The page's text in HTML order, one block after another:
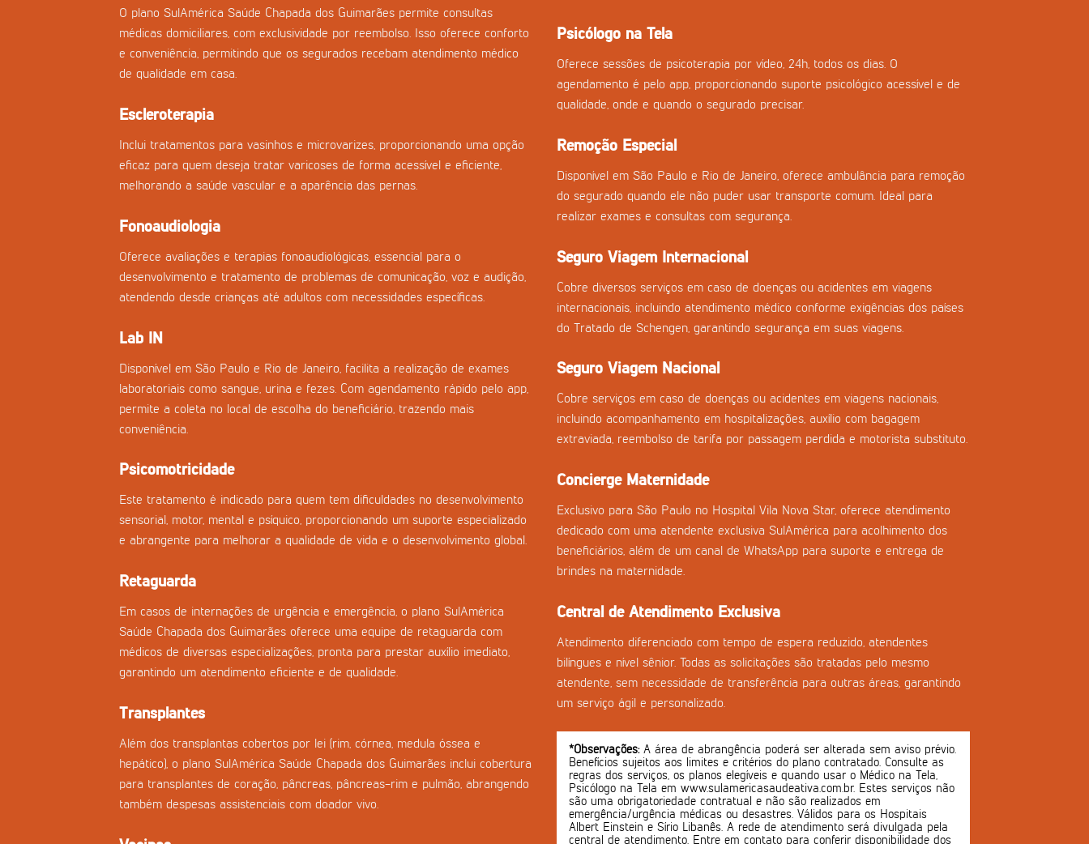
O plano SulAmérica Saúde Chapada dos Guimarães permite consultas
médicas domiciliares, com exclusividade por reembolso. Isso oferece conforto
e conveniência, permitindo que os segurados recebam atendimento médico
de qualidade em casa.
Escleroterapia
Inclui tratamentos para vasinhos e microvarizes, proporcionando uma opção
eficaz para quem deseja tratar varicoses de forma acessível e eficiente,
melhorando a saúde vascular e a aparência das pernas.
Fonoaudiologia
Oferece avaliações e terapias fonoaudiológicas, essencial para o
desenvolvimento e tratamento de problemas de comunicação, voz e audição,
atendendo desde crianças até adultos com necessidades específicas.
Lab IN
Disponível em São Paulo e Rio de Janeiro, facilita a realização de exames
laboratoriais como sangue, urina e fezes. Com agendamento rápido pelo app,
permite a coleta no local de escolha do beneficiário, trazendo mais
conveniência.
Psicomotricidade
Este tratamento é indicado para quem tem dificuldades no desenvolvimento
sensorial, motor, mental e psíquico, proporcionando um suporte especializado
e abrangente para melhorar a qualidade de vida e o desenvolvimento global.
Retaguarda
Em casos de internações de urgência e emergência, o plano SulAmérica
Saúde Chapada dos Guimarães oferece uma equipe de retaguarda com
médicos de diversas especializações, pronta para prestar auxílio imediato,
garantindo um atendimento eficiente e de qualidade.
Transplantes
Além dos transplantas cobertos por lei (rim, córnea, medula óssea e
hepático), o plano SulAmérica Saúde Chapada dos Guimarães inclui cobertura
para transplantes de coração, pâncreas, pâncreas-rim e pulmão, abrangendo
também despesas assistenciais com doador vivo.
Psicólogo na Tela
Oferece sessões de psicoterapia por vídeo, 24h, todos os dias. O
agendamento é pelo app, proporcionando suporte psicológico acessível e de
qualidade, onde e quando o segurado precisar.
Remoção Especial
Disponível em São Paulo e Rio de Janeiro, oferece ambulância para remoção
do segurado quando ele não puder usar transporte comum. Ideal para
realizar exames e consultas com segurança.
Seguro Viagem Internacional
Cobre diversos serviços em caso de doenças ou acidentes em viagens
internacionais, incluindo atendimento médico conforme exigências dos países
do Tratado de Schengen, garantindo segurança em suas viagens.
Seguro Viagem Nacional
Cobre serviços em caso de doenças ou acidentes em viagens nacionais,
incluindo acompanhamento em hospitalizações, auxílio com bagagem
extraviada, reembolso de tarifa por passagem perdida e motorista substituto.
Concierge Maternidade
Exclusivo para São Paulo no Hospital Vila Nova Star, oferece atendimento
dedicado com uma atendente exclusiva SulAmérica para acolhimento dos
beneficiários, além de um canal de WhatsApp para suporte e entrega de
brindes na maternidade.
Central de Atendimento Exclusiva
Atendimento diferenciado com tempo de espera reduzido, atendentes
bilíngues e nível sênior. Todas as solicitações são tratadas pelo mesmo
atendente, sem necessidade de transferência para outras áreas, garantindo
um serviço ágil e personalizado.
*Observações:A área de abrangência poderá ser alterada sem aviso prévio.
Benefícios sujeitos aos limites e critérios do plano contratado. Consulte as
regras dos serviços, os planos elegíveis e quando usar o Médico na Tela,
Psicólogo na Tela em www.sulamericasaudeativa.com.br. Estes serviços não
são uma obrigatoriedade contratual e não são realizados em
emergência/urgência médicas ou desastres. Válidos para os Hospitais
Albert Einstein e Sírio Libanês. A rede de atendimento será divulgada pela
central de atendimento. Entre em contato para conferir disponibilidade dos